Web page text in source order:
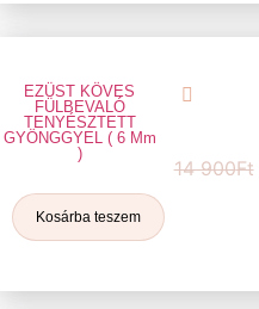
EZÜST KÖVES
FÜLBEVALÓ
TENYÉSZTETT
GYÖNGGYEL ( 6 Mm
)
14 900Ft
Kosárba teszem